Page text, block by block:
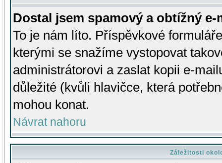
Dostal jsem spamový a obtížný
To je nám líto. Příspěvkové
kterými se snažíme vystopovat
administrátorovi a zaslat kopii e-
důležité (kvůli hlavičce, která
mohou konat.
Návrat nahoru
Záležitosti